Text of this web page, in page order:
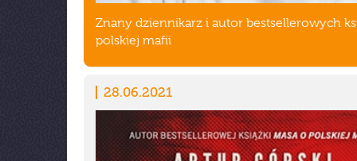
Znany dziennikarz i autor bestsellerowych
polskiej mafii
28.06.2021